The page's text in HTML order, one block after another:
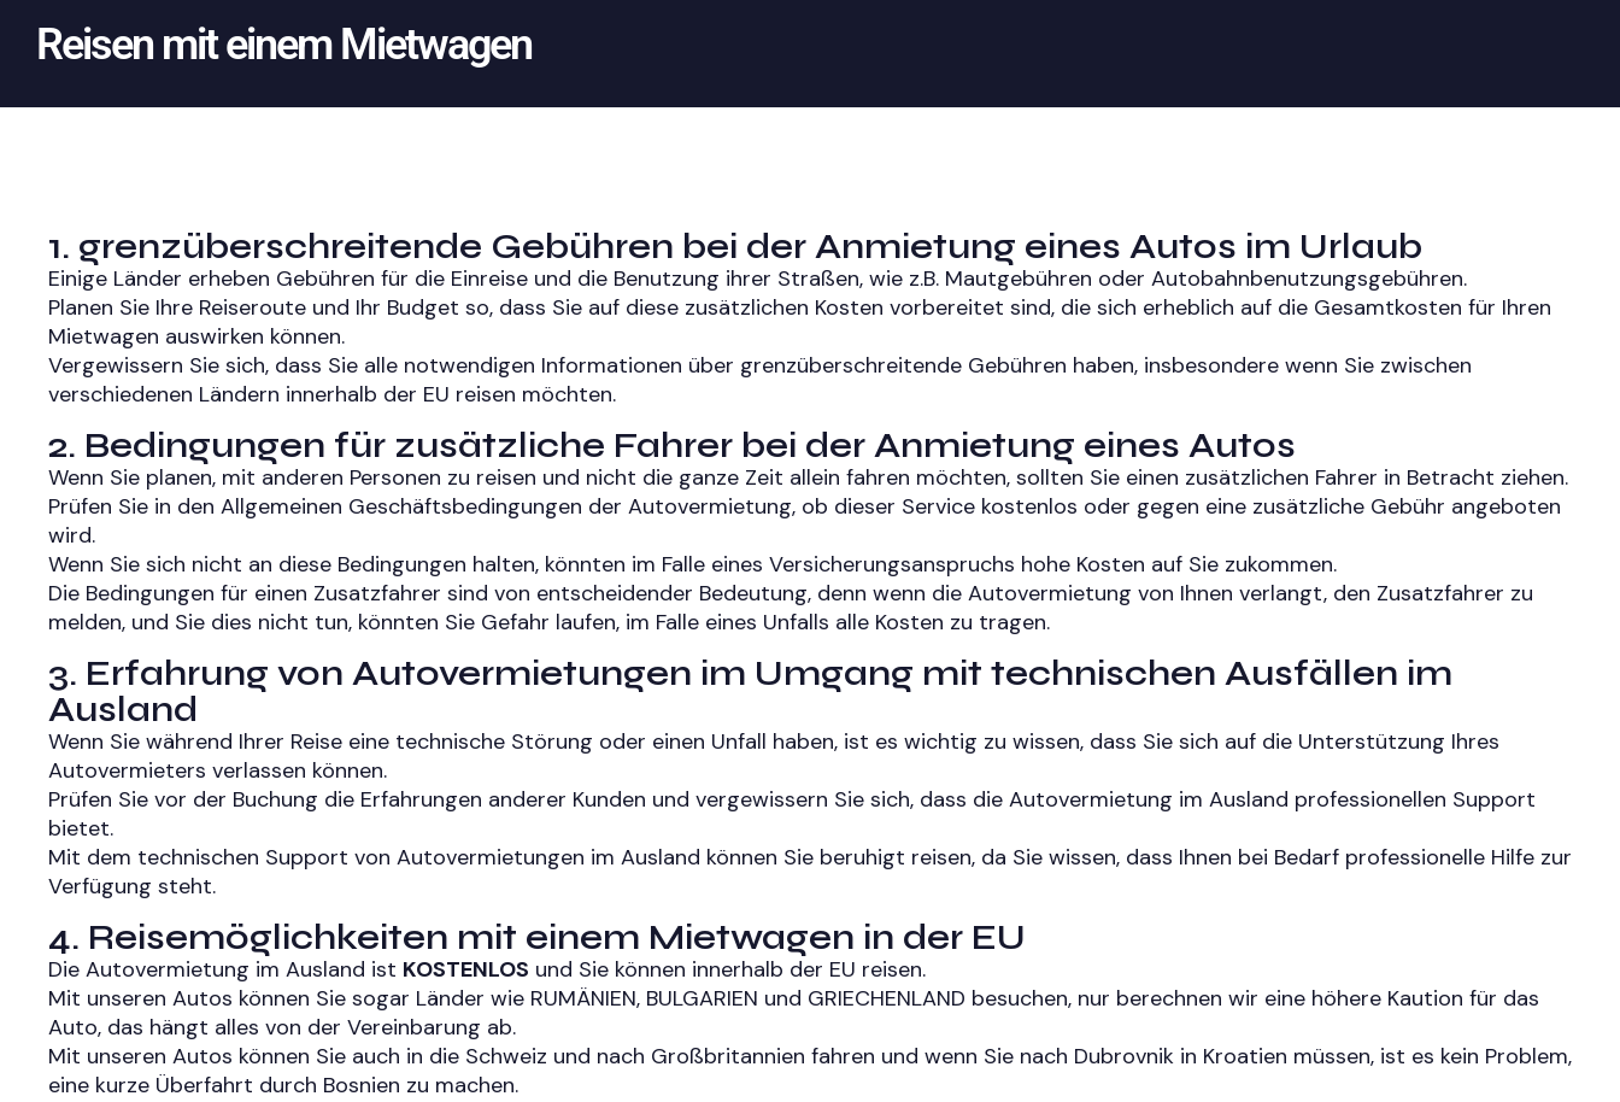
Reisen mit einem Mietwagen
1. grenzüberschreitende Gebühren bei der Anmietung eines Autos im Urlaub
Einige Länder erheben Gebühren für die Einreise und die Benutzung ihrer Straßen, wie z.B. Mautgebühren oder Autobahnbenutzungsgebühren.
Planen Sie Ihre Reiseroute und Ihr Budget so, dass Sie auf diese zusätzlichen Kosten vorbereitet sind, die sich erheblich auf die Gesamtkosten für Ihren
Mietwagen auswirken können.
Vergewissern Sie sich, dass Sie alle notwendigen Informationen über grenzüberschreitende Gebühren haben, insbesondere wenn Sie zwischen
verschiedenen Ländern innerhalb der EU reisen möchten.
2. Bedingungen für zusätzliche Fahrer bei der Anmietung eines Autos
Wenn Sie planen, mit anderen Personen zu reisen und nicht die ganze Zeit allein fahren möchten, sollten Sie einen zusätzlichen Fahrer in Betracht ziehen.
Prüfen Sie in den Allgemeinen Geschäftsbedingungen der Autovermietung, ob dieser Service kostenlos oder gegen eine zusätzliche Gebühr angeboten
wird.
Wenn Sie sich nicht an diese Bedingungen halten, könnten im Falle eines Versicherungsanspruchs hohe Kosten auf Sie zukommen.
Die Bedingungen für einen Zusatzfahrer sind von entscheidender Bedeutung, denn wenn die Autovermietung von Ihnen verlangt, den Zusatzfahrer zu
melden, und Sie dies nicht tun, könnten Sie Gefahr laufen, im Falle eines Unfalls alle Kosten zu tragen.
3. Erfahrung von Autovermietungen im Umgang mit technischen Ausfällen im
Ausland
Wenn Sie während Ihrer Reise eine technische Störung oder einen Unfall haben, ist es wichtig zu wissen, dass Sie sich auf die Unterstützung Ihres
Autovermieters verlassen können.
Prüfen Sie vor der Buchung die Erfahrungen anderer Kunden und vergewissern Sie sich, dass die Autovermietung im Ausland professionellen Support
bietet.
Mit dem technischen Support von Autovermietungen im Ausland können Sie beruhigt reisen, da Sie wissen, dass Ihnen bei Bedarf professionelle Hilfe zur
Verfügung steht.
4. Reisemöglichkeiten mit einem Mietwagen in der EU
Die Autovermietung im Ausland ist KOSTENLOS und Sie können innerhalb der EU reisen.
Mit unseren Autos können Sie sogar Länder wie RUMÄNIEN, BULGARIEN und GRIECHENLAND besuchen, nur berechnen wir eine höhere Kaution für das
Auto, das hängt alles von der Vereinbarung ab.
Mit unseren Autos können Sie auch in die Schweiz und nach Großbritannien fahren und wenn Sie nach Dubrovnik in Kroatien müssen, ist es kein Problem,
eine kurze Überfahrt durch Bosnien zu machen.